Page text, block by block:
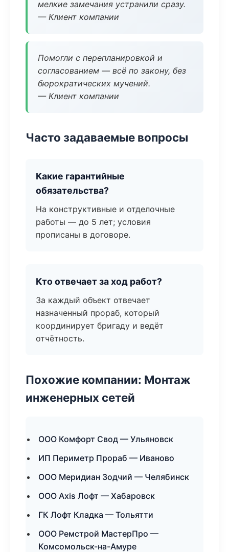
мелкие замечания устранили сразу.
— Клиент компании
Помогли с перепланировкой и
согласованием — всё по закону, без
бюрократических мучений.
— Клиент компании
Часто задаваемые вопросы
Какие гарантийные
обязательства?
На конструктивные и отделочные
работы — до 5 лет; условия
прописаны в договоре.
Кто отвечает за ход работ?
За каждый объект отвечает
назначенный прораб, который
координирует бригаду и ведёт
отчётность.
Похожие компании: Монтаж
инженерных сетей
ООО Комфорт Свод — Ульяновск
ИП Периметр Прораб — Иваново
ООО Меридиан Зодчий — Челябинск
ООО Axis Лофт — Хабаровск
ГК Лофт Кладка — Тольятти
ООО Ремстрой МастерПро —
Комсомольск-на-Амуре